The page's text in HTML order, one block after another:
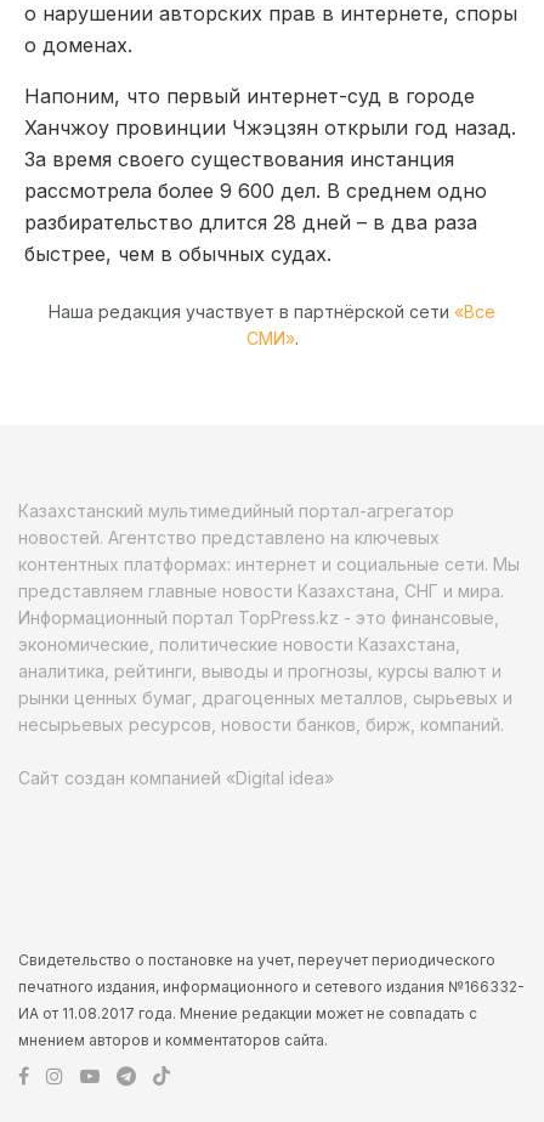
о нарушении авторских прав в интернете, споры
о доменах.
Напоним, что первый интернет-суд в городе
Ханчжоу провинции Чжэцзян открыли год назад.
За время своего существования инстанция
рассмотрела более 9 600 дел. В среднем одно
разбирательство длится 28 дней – в два раза
быстрее, чем в обычных судах.
Наша редакция участвует в партнёрской сети «Все
СМИ».
Казахстанский мультимедийный портал-агрегатор
новостей. Агентство представлено на ключевых
контентных платформах: интернет и социальные сети. Мы
представляем главные новости Казахстана, СНГ и мира.
Информационный портал TopPress.kz - это финансовые,
экономические, политические новости Казахстана,
аналитика, рейтинги, выводы и прогнозы, курсы валют и
рынки ценных бумаг, драгоценных металлов, сырьевых и
несырьевых ресурсов, новости банков, бирж, компаний.
Сайт создан компанией «Digital idea»
Свидетельство о постановке на учет, переучет периодического
печатного издания, информационного и сетевого издания №166332-
ИА от 11.08.2017 года. Мнение редакции может не совпадать с
мнением авторов и комментаторов сайта.